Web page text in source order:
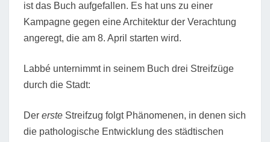
ist das Buch aufgefallen. Es hat uns zu einer
Kampagne gegen eine Architektur der Verachtung
angeregt, die am 8. April starten wird.
Labbé unternimmt in seinem Buch drei Streifzüge
durch die Stadt:
Der erste Streifzug folgt Phänomenen, in denen sich
die pathologische Entwicklung des städtischen